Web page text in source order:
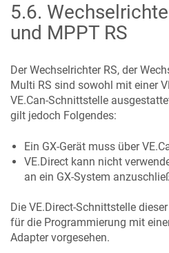
5.6.
und MPPT RS
Der Wechselrichter RS, der
Multi RS sind sowohl mit einer
VE.Can-Schnittstelle
gilt jedoch Folgendes:
Ein GX-Gerät muss über
VE.Direct kann nicht
an ein GX-System
Die VE.Direct-Schnittstelle
für die Programmierung mit
Adapter vorgesehen.